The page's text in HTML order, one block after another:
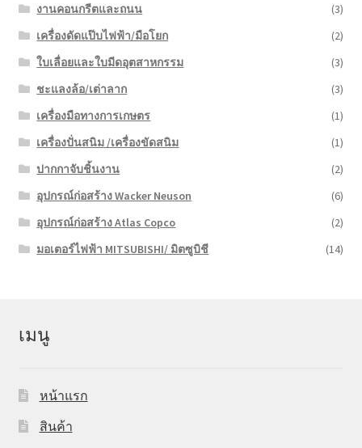
งานคอนกรีตและถนน
(3)
เครื่องดัดแป๊บไฟฟ้า/มือโยก
(2)
ใบเลื่อยและใบมีดอุตสาหกรรม
(3)
ชะแลงล้อ/เต่าลาก
(3)
เครื่องมือทางการเกษตร
(1)
เครื่องปั่นสนิม /เครื่องขัดสนิม
(1)
ปากกาจับชิ้นงาน
(2)
อุปกรณ์ก่อสร้าง Wacker Neuson
(6)
อุปกรณ์ก่อสร้าง Atlas Copco
(2)
มอเตอร์ไฟฟ้า MITSUBISHI/ มิตซูบิชี
(14)
เมนู
หน้าแรก
สินค้า